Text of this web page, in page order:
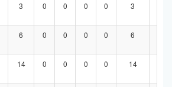
3 0 0 0 0 3
6 0 0 0 0 6
14 0 0 0 0 14